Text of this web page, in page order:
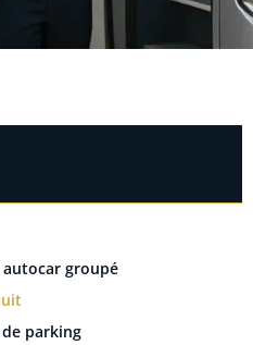
autocar groupé
parking